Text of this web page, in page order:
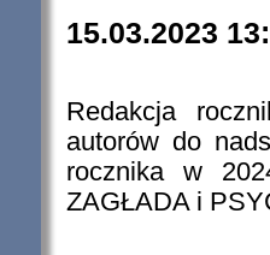
15.03.2023
Redakcja
autorów do
rocznika w
ZAGŁADA i